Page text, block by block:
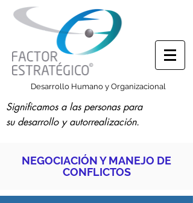
Desarrollo Humano y Organizacional
Significamos a las personas para
su desarrollo y autorrealización.
NEGOCIACIÓN Y MANEJO DE
CONFLICTOS